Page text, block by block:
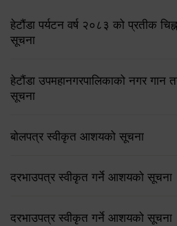
हेटौंडा पर्यटन वर्ष २०८३ को प्रतीक
सूचना
हेटौंडा उपमहानगरपालिकाको नगर गान
सूचना
बोलपत्र स्वीकृत आशयको सूचना
दरभाउपत्र स्वीकृत गर्ने आशयको सूचना
दरभाउपत्र स्वीकृत गर्ने आशयको सूचना